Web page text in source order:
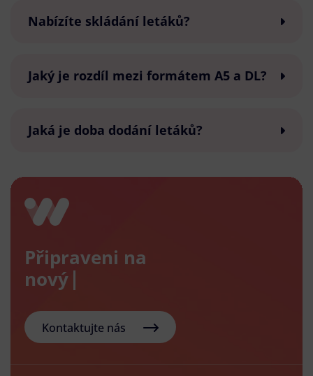
Nabízíte skládání letáků?
Jaký je rozdíl mezi formátem A5 a DL?
Jaká je doba dodání letáků?
Připraveni na
nový e-sho
Kontaktujte nás